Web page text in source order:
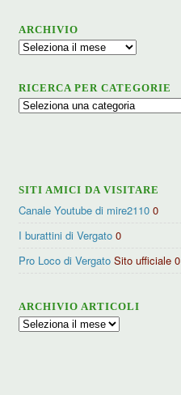
ARCHIVIO
Archivio
RICERCA PER CATEGORIE
Ricerca
SITI AMICI DA VISITARE
Canale Youtube di mire2110 0
I burattini di Vergato 0
Pro Loco di Vergato Sito ufficiale 0
ARCHIVIO ARTICOLI
Archivio